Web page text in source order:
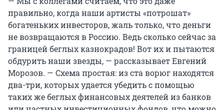
правильно, когда наши артисты «потрошат»
богатеньких инвесторов, жаль только, что деньги
не возвращаются в Россию. Ведь сколько сейчас за
границей беглых казнокрадов! Вот их и пытаются
обдурить наши звезды, — рассказывает Евгений
Морозов. — Схема простая: из ста ворюг находятся
два-три, которых удается убедить с помощью
таких же беглых финансовых деятелей из банков